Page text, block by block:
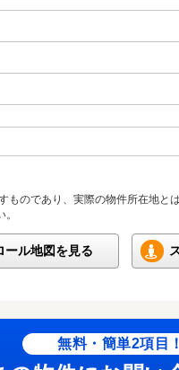
のであり、実際の物件所在地と
ール地図を見る
無料・簡単2項目！